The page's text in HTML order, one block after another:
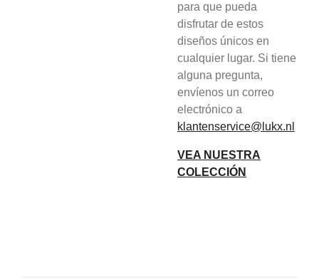
para que pueda
disfrutar de estos
diseños únicos en
cualquier lugar. Si tiene
alguna pregunta,
envíenos un correo
electrónico a
klantenservice@lukx.nl
VEA NUESTRA
COLECCIÓN